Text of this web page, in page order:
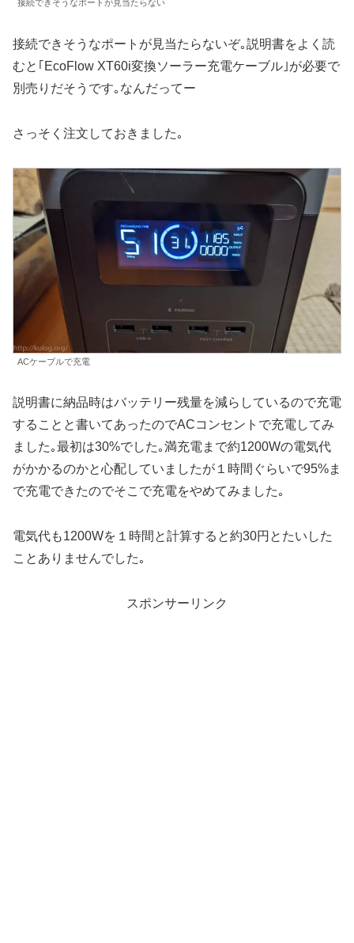
接続できそうなポートが見当たらない
接続できそうなポートが見当たらないぞ｡説明書をよく読
むと｢EcoFlow XT60i変換ソーラー充電ケーブル｣が必要で
別売りだそうです｡なんだってー
さっそく注文しておきました｡
ACケーブルで充電
説明書に納品時はバッテリー残量を減らしているので充電
することと書いてあったのでACコンセントで充電してみ
ました｡最初は30%でした｡満充電まで約1200Wの電気代
がかかるのかと心配していましたが１時間ぐらいで95%ま
で充電できたのでそこで充電をやめてみました｡
電気代も1200Wを１時間と計算すると約30円とたいした
ことありませんでした｡
スポンサーリンク